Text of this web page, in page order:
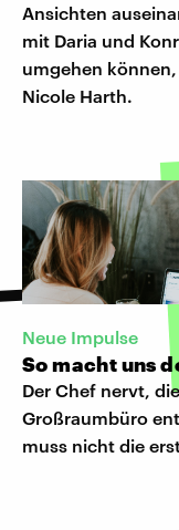
Ansichten
mit Daria und
umgehen
Nicole Harth.
Neue Impulse
So macht uns
Der Chef nervt,
Großraumbüro
muss nicht die